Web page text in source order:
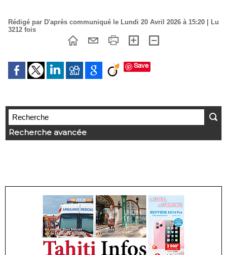
Rédigé par D'après communiqué le Lundi 20 Avril 2026 à 15:20 | Lu
3212 fois
Save
Recherche avancée